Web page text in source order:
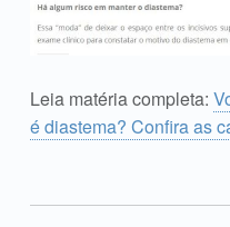
Leia matéria completa:
é diastema? Confira as